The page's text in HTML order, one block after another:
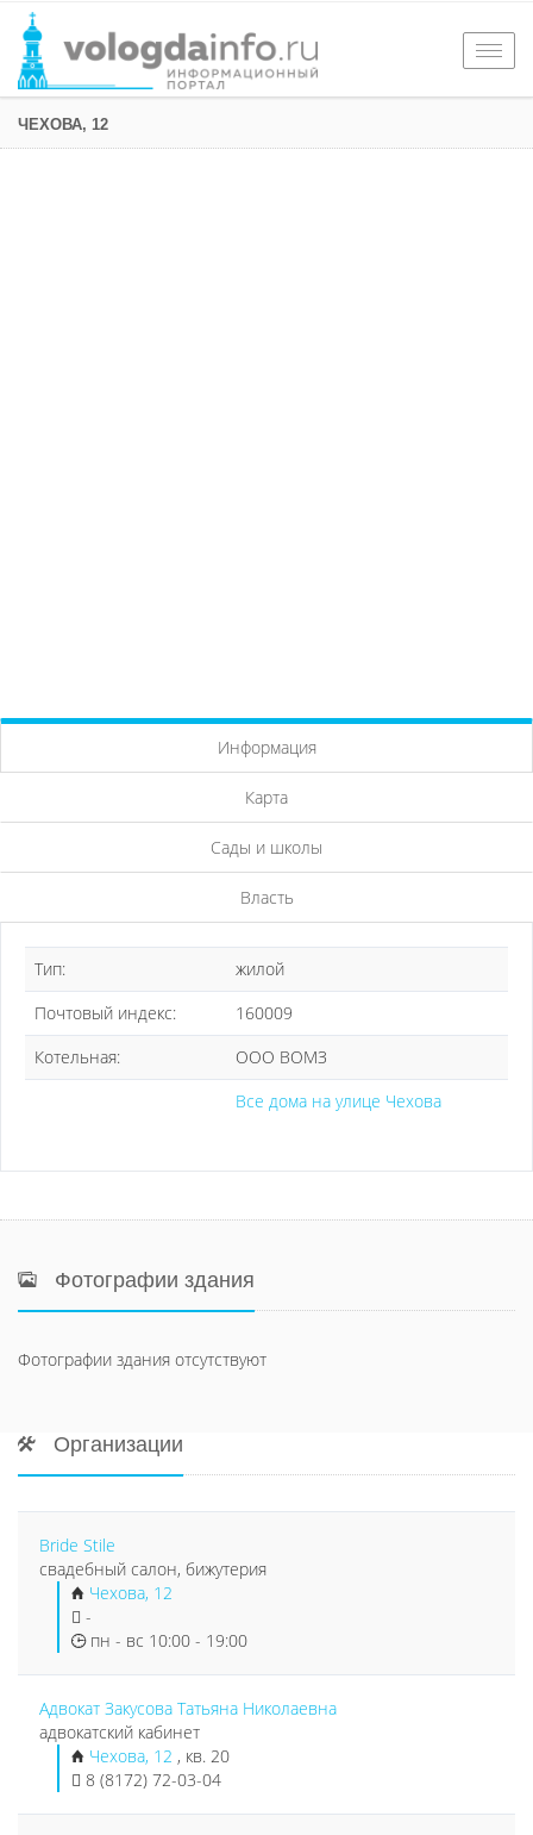
ЧЕХОВА, 12
Информация
Карта
Сады и школы
Власть
Тип:
жилой
Почтовый индекс:
160009
Котельная:
ООО ВОМЗ
Все дома на улице Чехова
Фотографии здания
Фотографии здания отсутствуют
Организации
Bride Stile
свадебный салон, бижутерия
Чехова, 12
-
пн - вс 10:00 - 19:00
Адвокат Закусова Татьяна Николаевна
адвокатский кабинет
Чехова, 12 , кв. 20
8 (8172) 72-03-04